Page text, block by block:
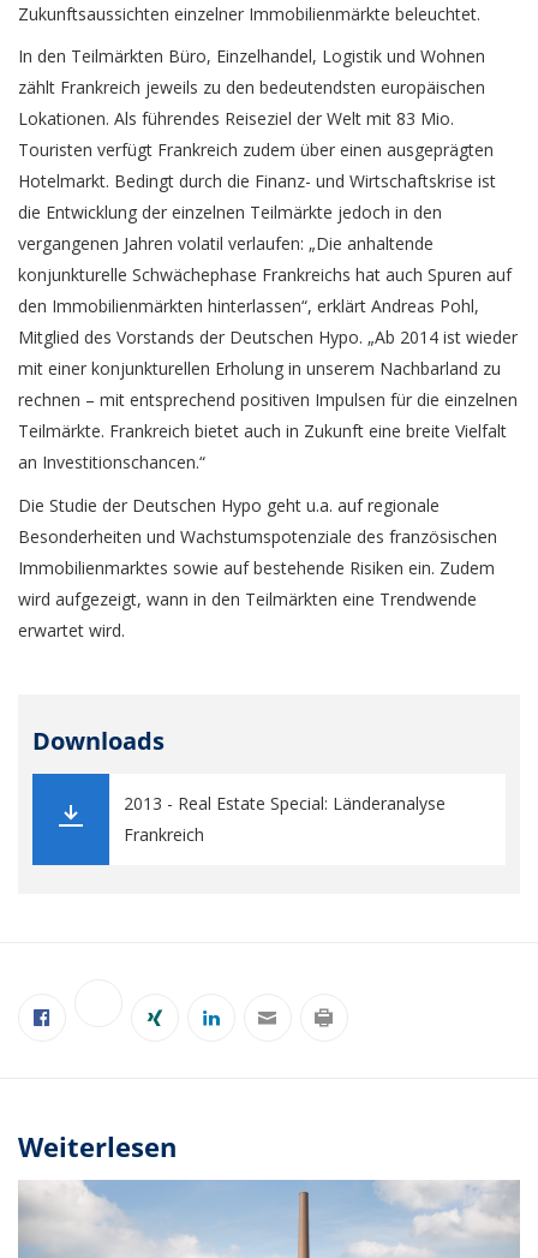
Zukunftsaussichten einzelner Immobilienmärkte beleuchtet.
In den Teilmärkten Büro, Einzelhandel, Logistik und Wohnen
zählt Frankreich jeweils zu den bedeutendsten europäischen
Lokationen. Als führendes Reiseziel der Welt mit 83 Mio.
Touristen verfügt Frankreich zudem über einen ausgeprägten
Hotelmarkt. Bedingt durch die Finanz- und Wirtschaftskrise ist
die Entwicklung der einzelnen Teilmärkte jedoch in den
vergangenen Jahren volatil verlaufen: „Die anhaltende
konjunkturelle Schwächephase Frankreichs hat auch Spuren auf
den Immobilienmärkten hinterlassen“, erklärt Andreas Pohl,
Mitglied des Vorstands der Deutschen Hypo. „Ab 2014 ist wieder
mit einer konjunkturellen Erholung in unserem Nachbarland zu
rechnen – mit entsprechend positiven Impulsen für die einzelnen
Teilmärkte. Frankreich bietet auch in Zukunft eine breite Vielfalt
an Investitionschancen.“
Die Studie der Deutschen Hypo geht u.a. auf regionale
Besonderheiten und Wachstumspotenziale des französischen
Immobilienmarktes sowie auf bestehende Risiken ein. Zudem
wird aufgezeigt, wann in den Teilmärkten eine Trendwende
erwartet wird.
Downloads
2013 - Real Estate Special: Länderanalyse
Frankreich
Weiterlesen